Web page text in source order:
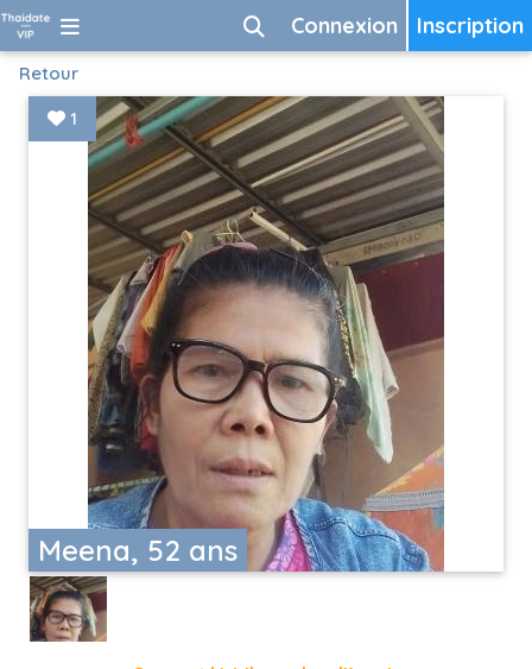
Inscription
Connexion
Retour
Meena, 52 ans
1